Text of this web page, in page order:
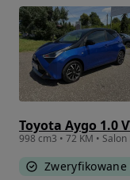
Toyota Aygo 1.0
Zweryfikowane